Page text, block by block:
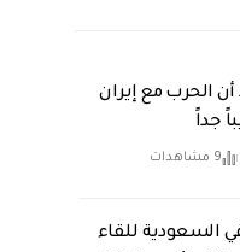
أن الحرب مع إيران
جداً
9 مشاهدات
السعودية للقاء